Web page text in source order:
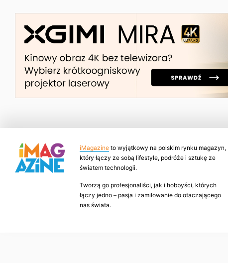
iMagazine to wyjątkowy na polskim rynku magazyn,
który łączy ze sobą lifestyle, podróże i sztukę ze
światem technologii.
Tworzą go profesjonaliści, jak i hobbyści, których
łączy jedno – pasja i zamiłowanie do otaczającego
nas świata.